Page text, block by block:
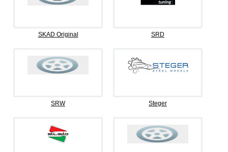
SKAD Original SRD
SRW Steger